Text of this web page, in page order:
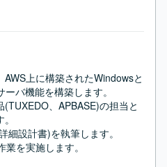
AWS上に構築されたWindowsと
バ機能を構築します。
(TUXEDO、APBASE)の担当と
細設計書)を執筆します。
業を実施します。